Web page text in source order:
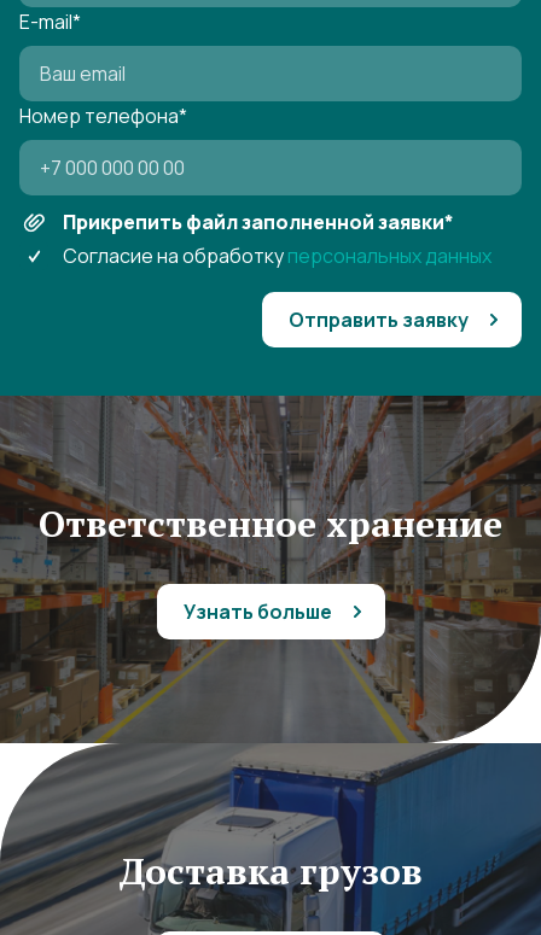
E-mail*
Номер телефона*
Прикрепить файл заполненной заявки*
Согласие на обработкуперсональных данных
Отправить заявку
Ответственное хранение
Узнать больше
Доставка грузов